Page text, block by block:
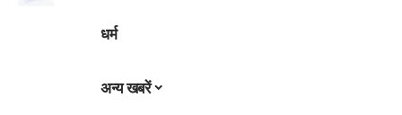
धर्म
अन्य खबरें